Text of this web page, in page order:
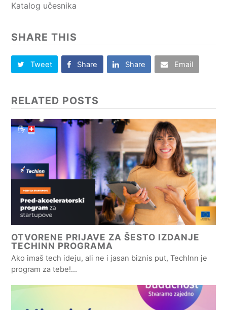
Katalog učesnika
SHARE THIS
Tweet Share Share Email
RELATED POSTS
OTVORENE PRIJAVE ZA ŠESTO IZDANJE
TECHINN PROGRAMA
Ako imaš tech ideju, ali ne i jasan biznis put, TechInn je
program za tebe!…